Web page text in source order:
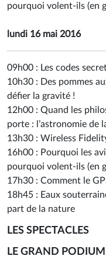
pourquoi volent-ils (en
lundi 16 mai 2016
09h00 : Les codes
10h30 : Des pommes
défier la gravité !
12h00 : Quand les
porte : l’astronomie de
13h30 : Wireless
16h00 : Pourquoi les
pourquoi volent-ils (en
17h30 : Comment le
18h45 : Eaux
part de la nature
LES SPECTACLES
LE GRAND PODIUM